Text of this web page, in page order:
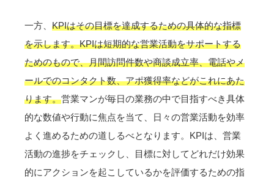
一方、 KPIはその目標を達成するための具体的な指標
を示します。KPIは短期的な営業活動をサポートする
ためのもので、月間訪問件数や商談成立率、電話やメ
ールでのコンタクト数、アポ獲得率などがこれにあた
ります。営業マンが毎日の業務の中で目指すべき具体
的な数値や行動に焦点を当て、日々の営業活動を効率
よく進めるための道しるべとなります。KPIは、営業
活動の進捗をチェックし、目標に対してどれだけ効果
的にアクションを起こしているかを評価するための指